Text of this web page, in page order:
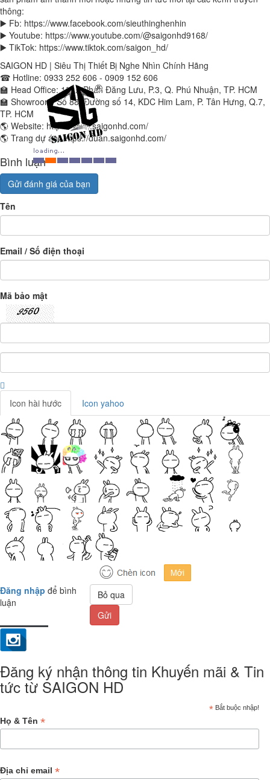
thông:
▶️ Fb: https://www.facebook.com/sieuthinghenhin
▶️ Youtube: https://www.youtube.com/@saigonhd9168/
▶️ TikTok: https://www.tiktok.com/saigon_hd/
SAIGON HD | Siêu Thị Thiết Bị Nghe Nhìn Chính Hãng
☎ Hotline: 0933 252 606 - 0909 152 606
🏫 Head Office: 122B Phan Đăng Lưu, P.3, Q. Phú Nhuận, TP. HCM
🏫 Showroom: Số 88, Đường số 14, KDC Him Lam, P. Tân Hưng, Q.7,
TP. HCM
🌎 Website: https://www.saigonhd.com/
🌎 Trang dự án: https://duan.saigonhd.com/
Bình luận
Gửi đánh giá của bạn
Tên
Email / Số điện thoại
Mã bảo mật
Icon hài hước Icon yahoo
Đăng nhập để bình
luận
Bỏ qua
Gửi
Đăng ký nhận thông tin Khuyến mãi & Tin
tức từ SAIGON HD
* Bắt buộc nhập!
Họ & Tên *
Địa chỉ email *